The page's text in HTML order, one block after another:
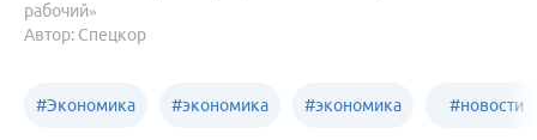
Автор: Спецкор
рабочий»
#Экономика #экономика #экономика #новости